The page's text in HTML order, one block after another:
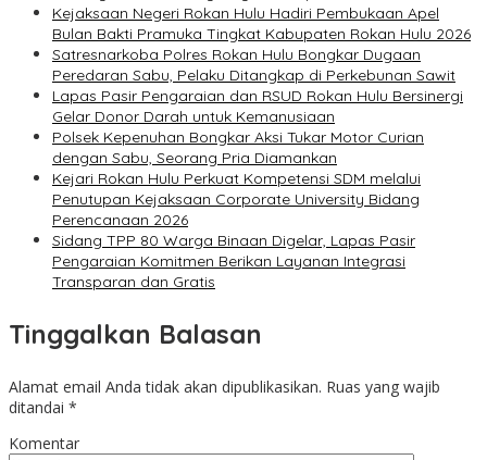
Kejaksaan Negeri Rokan Hulu Hadiri Pembukaan Apel
Bulan Bakti Pramuka Tingkat Kabupaten Rokan Hulu 2026
Satresnarkoba Polres Rokan Hulu Bongkar Dugaan
Peredaran Sabu, Pelaku Ditangkap di Perkebunan Sawit
Lapas Pasir Pengaraian dan RSUD Rokan Hulu Bersinergi
Gelar Donor Darah untuk Kemanusiaan
Polsek Kepenuhan Bongkar Aksi Tukar Motor Curian
dengan Sabu, Seorang Pria Diamankan
Kejari Rokan Hulu Perkuat Kompetensi SDM melalui
Penutupan Kejaksaan Corporate University Bidang
Perencanaan 2026
Sidang TPP 80 Warga Binaan Digelar, Lapas Pasir
Pengaraian Komitmen Berikan Layanan Integrasi
Transparan dan Gratis
Tinggalkan Balasan
Alamat email Anda tidak akan dipublikasikan. Ruas yang wajib
ditandai *
Komentar